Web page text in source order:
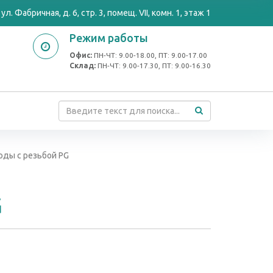
Фабричная, д. 6, стр. 3, помещ. VII, комн. 1, этаж 1
Режим работы
Офис: ПН-ЧТ: 9.00-18.00, ПТ: 9.00-17.00
Cклад: ПН-ЧТ: 9.00-17.30, ПТ: 9.00-16.30
с резьбой PG